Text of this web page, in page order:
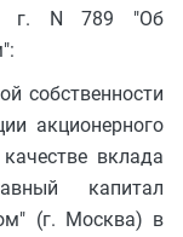
г. N 789 "Об
собственности
акционерного
вклада
капитал
(г. Москва) в